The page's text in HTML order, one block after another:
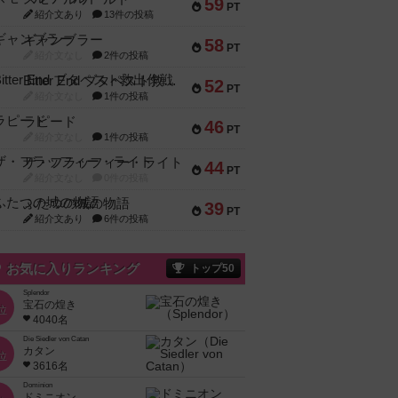
59 PT
紹介文あり 13件の投稿
58 PT
ギャンブラー
2件の投稿
52 PT
Bitter End ブタペスト救出作戦
1件の投稿
46 PT
ラピード
1件の投稿
44 PT
ザ・フラッフィー・ライト
39 PT
ふたつの城の物語
紹介文あり 6件の投稿
お気に入りランキング トップ50
Splendor
宝石の煌き
4040名
Die Siedler von Catan
カタン
3616名
Dominion